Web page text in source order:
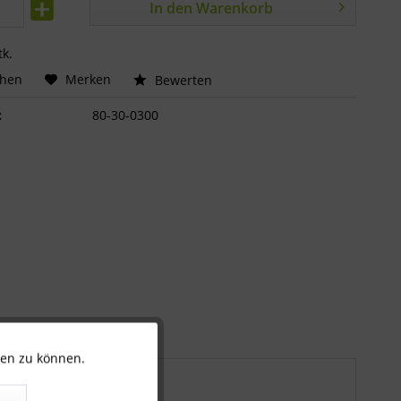
In den Warenkorb
Merken Bewerten
80-30-0300
Aktiv
zu können.